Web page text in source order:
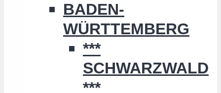
BADEN-
WÜRTTEMBERG
***
SCHWARZWALD
***